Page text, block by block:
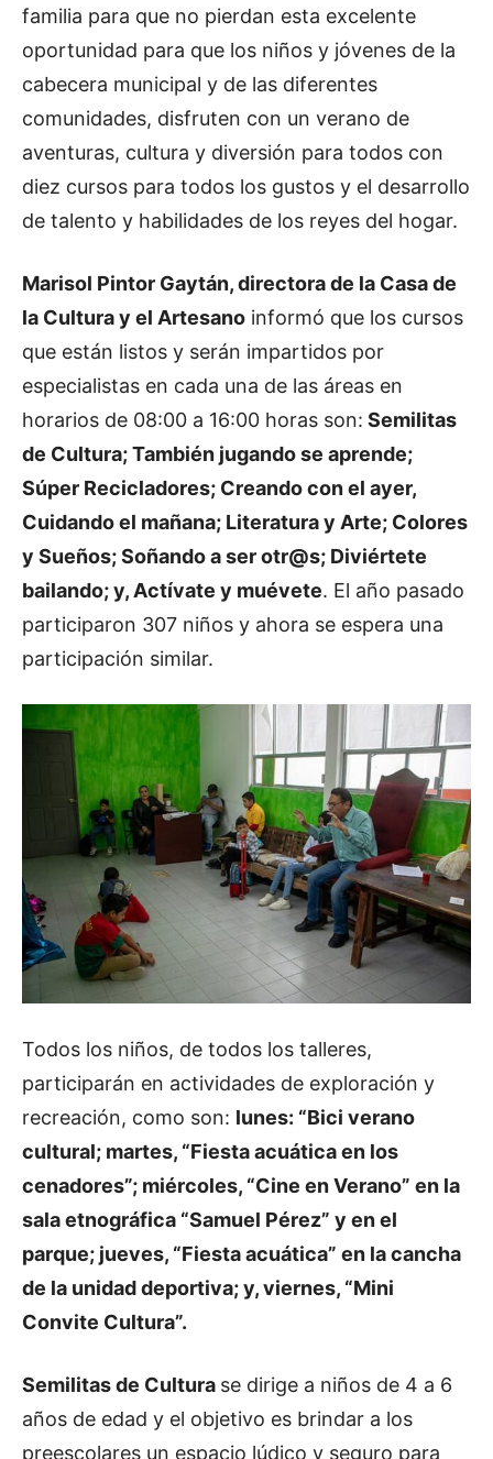
familia para que no pierdan esta excelente
oportunidad para que los niños y jóvenes de la
cabecera municipal y de las diferentes
comunidades, disfruten con un verano de
aventuras, cultura y diversión para todos con
diez cursos para todos los gustos y el desarrollo
de talento y habilidades de los reyes del hogar.
Marisol Pintor Gaytán, directora de la Casa de
la Cultura y el Artesano informó que los cursos
que están listos y serán impartidos por
especialistas en cada una de las áreas en
horarios de 08:00 a 16:00 horas son: Semilitas
de Cultura; También jugando se aprende;
Súper Recicladores; Creando con el ayer,
Cuidando el mañana; Literatura y Arte; Colores
y Sueños; Soñando a ser otr@s; Diviértete
bailando; y, Actívate y muévete. El año pasado
participaron 307 niños y ahora se espera una
participación similar.
Todos los niños, de todos los talleres,
participarán en actividades de exploración y
recreación, como son: lunes: “Bici verano
cultural; martes, “Fiesta acuática en los
cenadores”; miércoles, “Cine en Verano” en la
sala etnográfica “Samuel Pérez” y en el
parque; jueves, “Fiesta acuática” en la cancha
de la unidad deportiva; y, viernes, “Mini
Convite Cultura”.
Semilitas de Cultura se dirige a niños de 4 a 6
años de edad y el objetivo es brindar a los
preescolares un espacio lúdico y seguro para